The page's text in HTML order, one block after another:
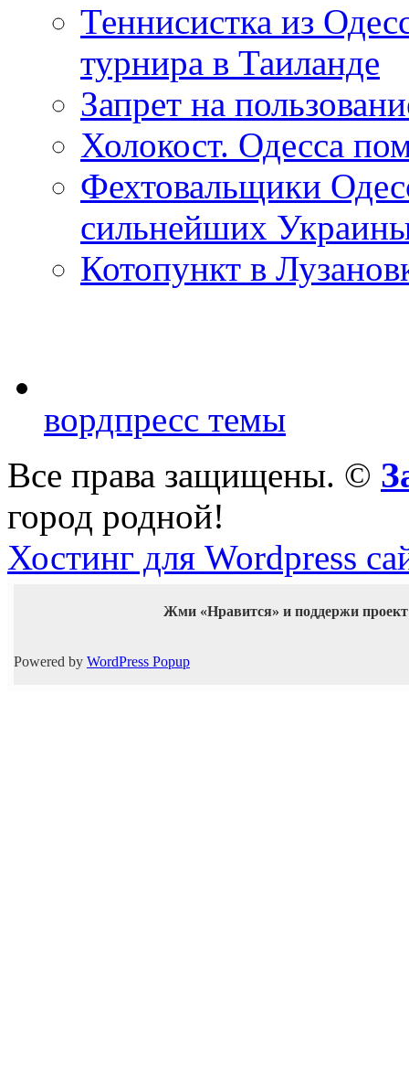
Теннисистка из
турнира в Таиланде
Запрет на
Холокост. Одесса
Фехтовальщики
сильнейших
Котопункт в
вордпресс темы
Все права защищены. ©
город родной!
Хостинг для Wordpress
Жми «Нравится» и поддержи
Powered by WordPress Popup